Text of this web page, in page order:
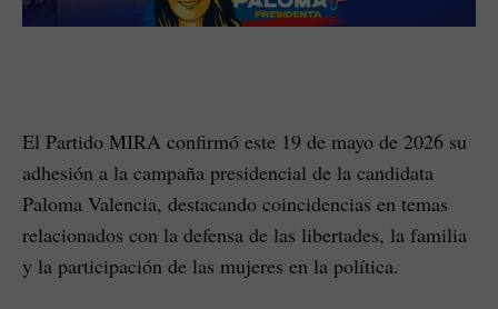
El Partido MIRA confirmó este 19 de mayo de 2026 su
adhesión a la campaña presidencial de la candidata
Paloma Valencia, destacando coincidencias en temas
relacionados con la defensa de las libertades, la familia
y la participación de las mujeres en la política.